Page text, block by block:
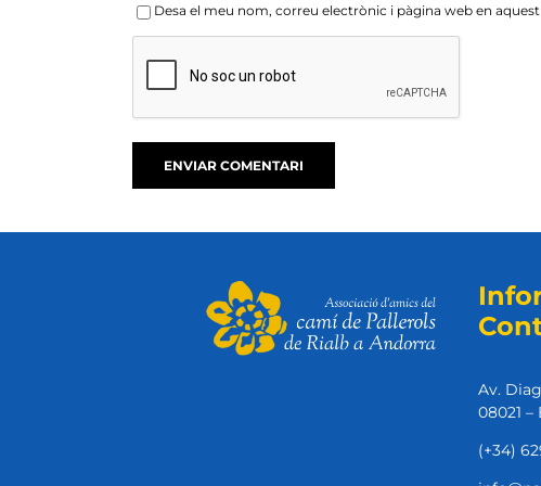
Desa el meu nom, correu electrònic i pàgina web en
Av.
08021 –
(+34)